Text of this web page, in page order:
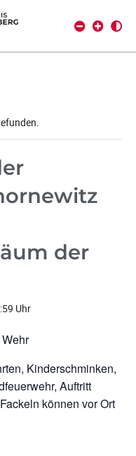
der
Uhr
Kinderschminken,
Auftritt
können vor Ort